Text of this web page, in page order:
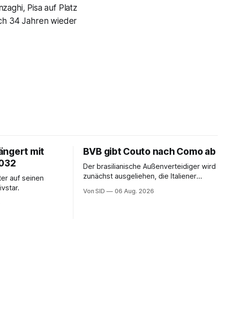
Pisa auf Platz
34 Jahren wieder
mit
auf seinen
BVB gibt Couto nach Como ab
Der brasilianische Außenverteidiger wird
zunächst ausgeliehen, die Italiener
Von SID 06 Aug. 2026